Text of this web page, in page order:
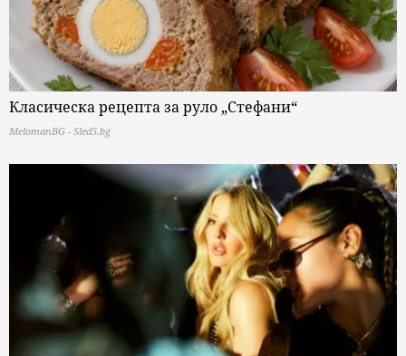
Класическа рецепта за руло „Стефани“
MelomanBG - Sled5.bg